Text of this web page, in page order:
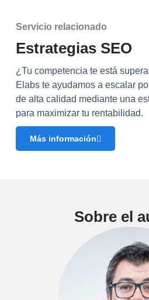
Servicio relacionado
Estrategias SEO
¿Tu competencia te está
Elabs te ayudamos a escalar
de alta calidad mediante una
para maximizar tu rentabilidad.
Más información
Sobre el